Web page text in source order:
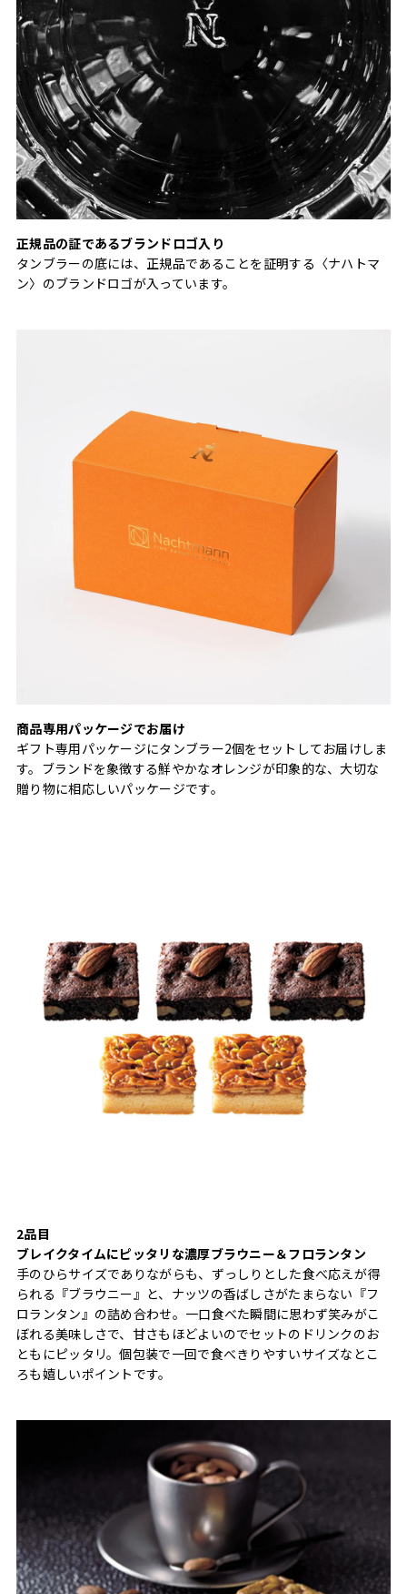
正規品の証であるブランドロゴ入り
タンブラーの底には、正規品であることを証明する〈ナハトマ
ン〉のブランドロゴが入っています。
商品専用パッケージでお届け
ギフト専用パッケージにタンブラー2個をセットしてお届けしま
す。ブランドを象徴する鮮やかなオレンジが印象的な、大切な
贈り物に相応しいパッケージです。
2品目
ブレイクタイムにピッタリな濃厚ブラウニー＆フロランタン
手のひらサイズでありながらも、ずっしりとした食べ応えが得
られる『ブラウニー』と、ナッツの香ばしさがたまらない『フ
ロランタン』の詰め合わせ。一口食べた瞬間に思わず笑みがこ
ぼれる美味しさで、甘さもほどよいのでセットのドリンクのお
ともにピッタリ。個包装で一回で食べきりやすいサイズなとこ
ろも嬉しいポイントです。